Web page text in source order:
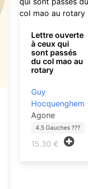
Lettre ouverte
à ceux qui
sont passés
du col mao au
rotary
Guy
Hocquenghem
Agone
4.5 Gauches ???
15.30 €